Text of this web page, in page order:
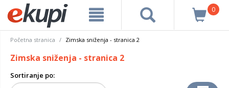
0
Početna stranica Zimska sniženja - stranica 2
Zimska sniženja - stranica 2
Sortiranje po: